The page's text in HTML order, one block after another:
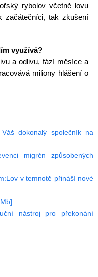
rybolov včetně lovu
začátečníci, tak zkušení
využívá?
a odlivu, fází měsíce a
miliony hlášení o
dokonalý společník na
migrén způsobených
v temnotě přináší nové
nástroj pro překonání